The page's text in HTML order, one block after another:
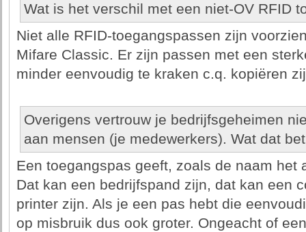
Wat is het verschil met een niet-OV RFID
Niet alle RFID-toegangspassen zijn
Mifare Classic. Er zijn passen met een
minder eenvoudig te kraken c.q. kopiëren
Overigens vertrouw je bedrijfsgeheimen
aan mensen (je medewerkers). Wat dat
Een toegangspas geeft, zoals de naam het
Dat kan een bedrijfspand zijn, dat kan een
printer zijn. Als je een pas hebt die
op misbruik dus ook groter. Ongeacht of